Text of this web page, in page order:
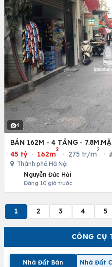
CÔNG CỤ
Nhà Đất Bán Nhà Đất
4
BÁN 162M - 4 TẦNG -
45 tỷ · 162m
2
· 275 tr/m
2
·
Thành phố Hà Nội
Nguyễn Đức Hải
Đăng 10 giờ trước
1 2 3 4 5